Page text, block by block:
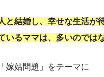
と結婚し、幸せな生活が
いるママは、多いのでは
嫁姑問題」をテーマに